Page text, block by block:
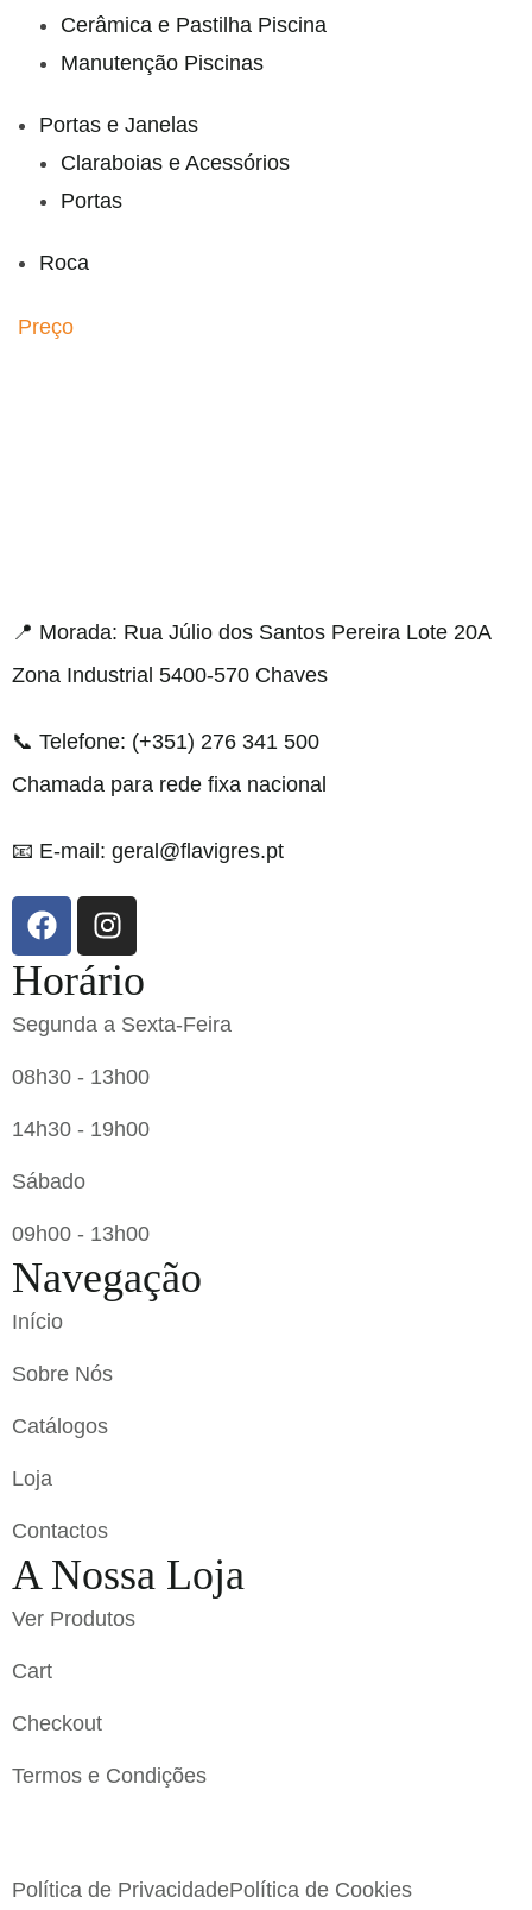
Cerâmica e Pastilha Piscina
Manutenção Piscinas
Portas e Janelas
Claraboias e Acessórios
Portas
Roca
Preço
📍 Morada: Rua Júlio dos Santos Pereira Lote 20A
Zona Industrial 5400-570 Chaves
📞 Telefone: (+351) 276 341 500
Chamada para rede fixa nacional
📧 E-mail: geral@flavigres.pt
Horário
Segunda a Sexta-Feira
08h30 - 13h00
14h30 - 19h00
Sábado
09h00 - 13h00
Navegação
Início
Sobre Nós
Catálogos
Loja
Contactos
A Nossa Loja
Ver Produtos
Cart
Checkout
Termos e Condições
Política de PrivacidadePolítica de Cookies